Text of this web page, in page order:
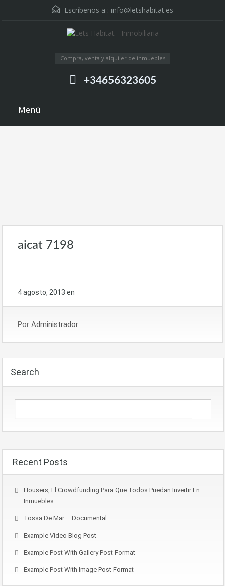
Escríbenos a : info@letshabitat.es
Compra, venta y alquiler de inmuebles
+34656323605
Menú
aicat 7198
4 agosto, 2013 en
Por Administrador
Search
Recent Posts
Housers, El Crowdfunding Para Que Todos Puedan Invertir En
Inmuebles
Tossa De Mar – Documental
Example Video Blog Post
Example Post With Gallery Post Format
Example Post With Image Post Format